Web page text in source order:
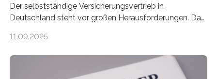
Der selbstständige Versicherungsvertrieb in
Deutschland steht vor großen Herausforderungen. Das
Dr. Matthias Beenken und Prof. Dr. Lukas Linnenbrink
Bundesverbands Deutscher Versicherungskaufleute e.V.
durchgeführt haben. Die Studie basiert auf den
11.09.2025